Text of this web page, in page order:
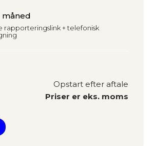
måned
rapporteringslink + telefonisk
Opstart efter aftale
Priser er eks. moms